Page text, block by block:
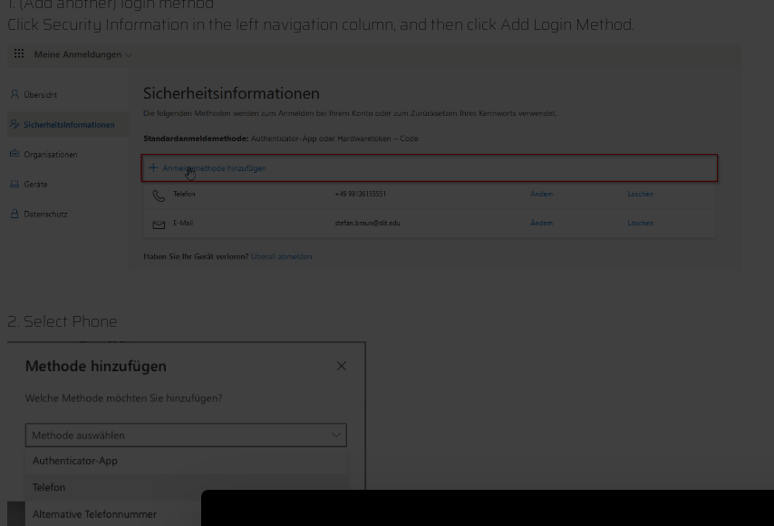
Click Security Information in the left navigation column, and then click Add Login Method.
2. Select Phone